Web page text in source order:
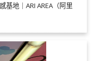
基地｜ARI AREA（阿里